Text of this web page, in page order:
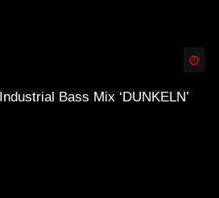
Bass Mix ‘DUNKELN’